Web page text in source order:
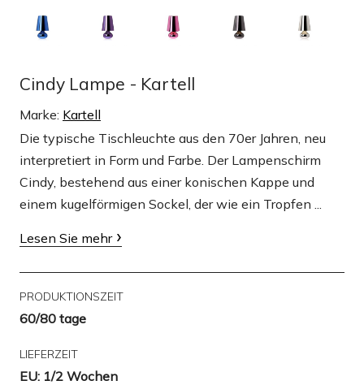
Cindy Lampe - Kartell
Marke: Kartell
Die typische Tischleuchte aus den 70er Jahren, neu
interpretiert in Form und Farbe. Der Lampenschirm
Cindy, bestehend aus einer konischen Kappe und
einem kugelförmigen Sockel, der wie ein Tropfen ...
Lesen Sie mehr
PRODUKTIONSZEIT
60/80 tage
LIEFERZEIT
EU: 1/2 Wochen